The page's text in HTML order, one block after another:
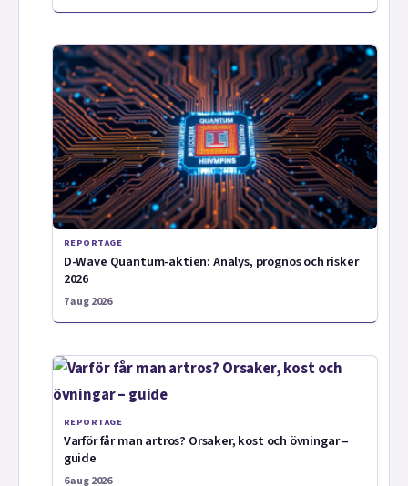
REPORTAGE
D-Wave Quantum-aktien: Analys, prognos och risker
2026
7 aug 2026
REPORTAGE
Varför får man artros? Orsaker, kost och övningar –
guide
6 aug 2026